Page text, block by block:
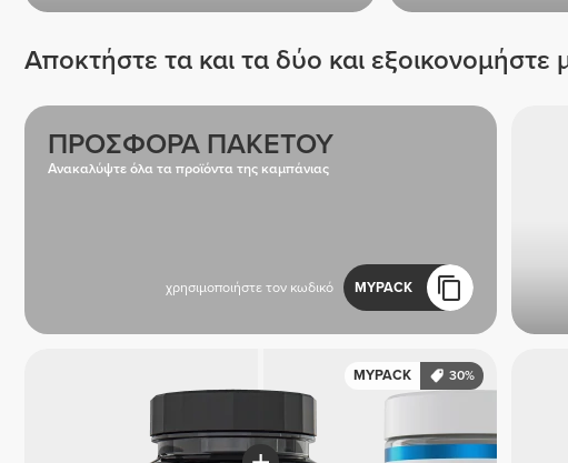
Αποκτήστε τα και τα δύο και εξοικονομήστε
ΠΡΟΣΦΟΡΑ ΠΑΚΕΤΟΥ
Ανακαλύψτε όλα τα προϊόντα της καμπάνιας
χρησιμοποιήστε τον κωδικό MYPACK
MYPACK 30%